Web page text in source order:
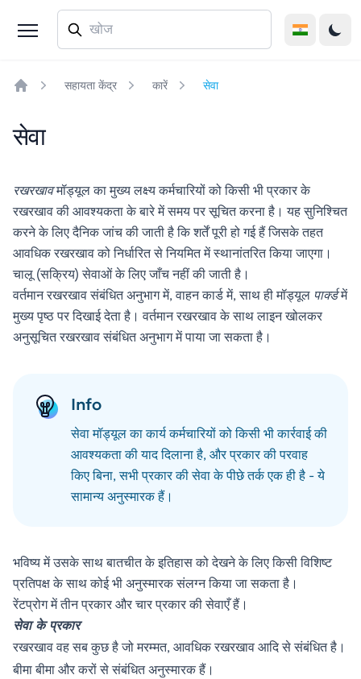
सहायता केंद्र कारें सेवा
सेवा
रखरखावमॉड्यूल का मुख्य लक्ष्य कर्मचारियों को किसी भी प्रकार के
रखरखाव की आवश्यकता के बारे में समय पर सूचित करना है। यह सुनिश्चित
करने के लिए दैनिक जांच की जाती है कि शर्तें पूरी हो गई हैं जिसके तहत
आवधिक रखरखाव को निर्धारित से नियमित में स्थानांतरित किया जाएगा।
चालू (सक्रिय) सेवाओं के लिए जाँच नहीं की जाती है।
वर्तमान रखरखाव संबंधित अनुभाग में, वाहन कार्ड में, साथ ही मॉड्यूल पार्क्डमें
मुख्य पृष्ठ पर दिखाई देता है। वर्तमान रखरखाव के साथ लाइन खोलकर
अनुसूचित रखरखाव संबंधित अनुभाग में पाया जा सकता है।
Info
सेवा मॉड्यूल का कार्य कर्मचारियों को किसी भी कार्रवाई की
आवश्यकता की याद दिलाना है, और प्रकार की परवाह
किए बिना, सभी प्रकार की सेवा के पीछे तर्क एक ही है - ये
सामान्य अनुस्मारक हैं।
भविष्य में उसके साथ बातचीत के इतिहास को देखने के लिए किसी विशिष्ट
प्रतिपक्ष के साथ कोई भी अनुस्मारक संलग्न किया जा सकता है।
रेंटप्रोग में तीन प्रकार और चार प्रकार की सेवाएँ हैं।
सेवा के प्रकार
रखरखाव वह सब कुछ है जो मरम्मत, आवधिक रखरखाव आदि से संबंधित है।
बीमा बीमा और करों से संबंधित अनुस्मारक हैं।